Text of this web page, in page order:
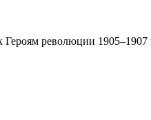
революции 1905–1907